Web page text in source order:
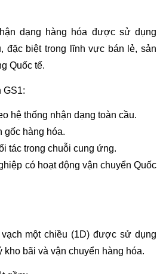
dạng hàng hóa được sử dụng
đặc biệt trong lĩnh vực bán lẻ, sản
Quốc tế.
GS1:
hệ thống nhận dạng toàn cầu.
gốc hàng hóa.
tác trong chuỗi cung ứng.
có hoạt động vận chuyển Quốc
một chiều (1D) được sử dụng
kho bãi và vận chuyển hàng hóa.